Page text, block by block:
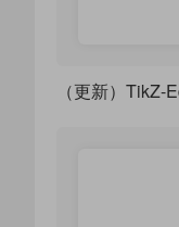
（更新）TikZ-